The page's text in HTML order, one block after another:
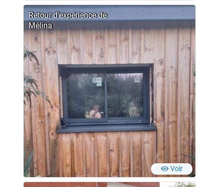
Retour d’expérience de
Mélina
Voir